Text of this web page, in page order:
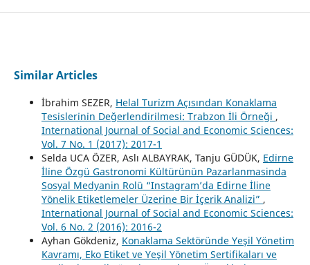
Similar Articles
İbrahim SEZER, Helal Turi̇zm Açısından Konaklama
Tesi̇sleri̇ni̇n Değerlendi̇ri̇lmesi̇: Trabzon İli Örneği ,
International Journal of Social and Economic Sciences:
Vol. 7 No. 1 (2017): 2017-1
Selda UCA ÖZER, Aslı ALBAYRAK, Tanju GÜDÜK, Edi̇rne
İli̇ne Özgü Gastronomi̇ Kültürünün Pazarlanmasinda
Sosyal Medyanin Rolü “Instagram’da Edirne İline
Yönelik Etiketlemeler Üzerine Bir İçerik Analizi” ,
International Journal of Social and Economic Sciences:
Vol. 6 No. 2 (2016): 2016-2
Ayhan Gökdeniz, Konaklama Sektöründe Yeşil Yönetim
Kavramı, Eko Etiket ve Yeşil Yönetim Sertifikaları ve